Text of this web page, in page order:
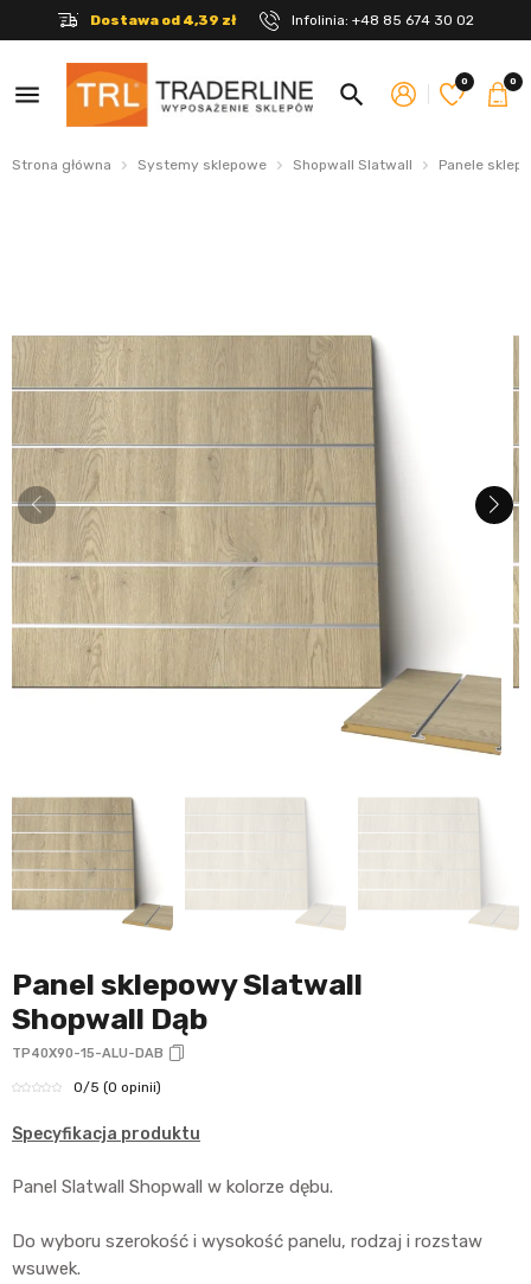
Dostawa od 4,39 zł Infolinia: +48 85 674 30 02
menu search 0 0
Strona główna Systemy sklepowe Shopwall Slatwall Panele
Panel sklepowy Slatwall
Shopwall Dąb
TP40X90-15-ALU-DAB
0/5 (0 opinii)
Specyfikacja produktu
Panel Slatwall Shopwall w kolorze dębu.
Do wyboru szerokość i wysokość panelu, rodzaj i rozstaw
wsuwek.